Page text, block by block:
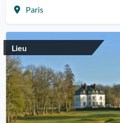
Paris
Lieu